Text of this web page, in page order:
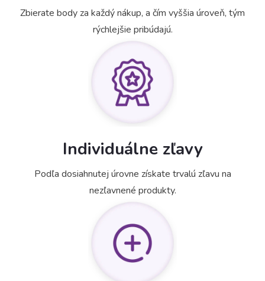
Zbierate body za každý nákup, a čím vyššia úroveň, tým
rýchlejšie pribúdajú.
Individuálne zľavy
Podľa dosiahnutej úrovne získate trvalú zľavu na
nezľavnené produkty.